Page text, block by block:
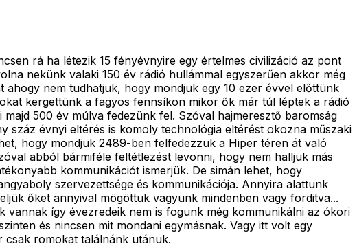
rá ha létezik 15 fényévnyire egy értelmes civilizáció az pont
nekünk valaki 150 év rádió hullámmal egyszerűen akkor még
nem tudhatjuk, hogy mondjuk egy 10 ezer évvel előttünk
kergettünk a fagyos fennsíkon mikor ők már túl léptek a rádió
500 év múlva fedezünk fel. Szóval hajmeresztő baromság
száz évnyi eltérés is komoly technológia eltérést okozna műszaki
hogy mondjuk 2489-ben felfedezzük a Hiper téren át való
abból bármiféle feltétlezést levonni, hogy nem halljuk más
kommunikációt ismerjük. De simán lehet, hogy
szervezettsége és kommunikációja. Annyira alattunk
őket annyival mögöttük vagyunk mindenben vagy forditva...
így évezredeik nem is fogunk még kommunikálni az ókori
és nincsen mit mondani egymásnak. Vagy itt volt egy
csak romokat találnánk utánuk.